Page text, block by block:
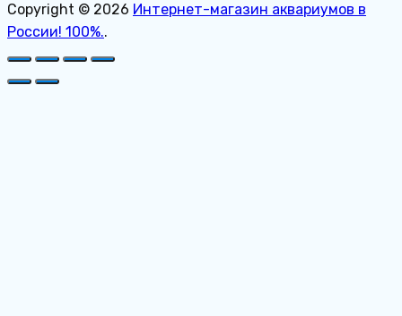
Copyright © 2026 Интернет-магазин аквариумов в
России! 100%..
Пролистать
наверх